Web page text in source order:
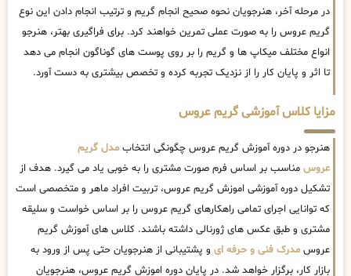
در مرحله آخر، هنرجویان نحوه صحیح انجام گریم و ترتیب انجام دادن این نوع
گریم عروس را به صورت عملی تمرین خواهند کرد. برای فراگیری بهتر، هنرجو
انواع مختلف میکاپ ها و گریم را بر روی پوست های گوناگون انجام می دهد
تا اثر و پایان کار را از نزدیک تجربه کرده و تخصص بیشتری به دست آورد.
مزایا کلاس آموزشی گریم عروس
هنرجو در دوره آموزش گریم عروس چگونگی انتخاب مدل گریم
عروس مناسب بر اساس فرم صورت مشتری را به خوبی یاد می گیرد. هدف از
تشکیل دوره آموزشی اموزش گریم عروس، تربیت افراد ماهر و متخصصی است
که توانایی اجرای تمامی راهکارهای گریم عروس را بر اساس خواست و سلیقه
مشتری و طبق عکس های ژورنالی داشته باشند. کلاس های آموزش گریم
عروس مدرک فنی و حرفه ای و پشتیبانی از هنرجویان حتی پس از ورود به
بازار کار، برگزار خواهد شد. در پایان دوره اموزش گریم عروس، هنرجویان